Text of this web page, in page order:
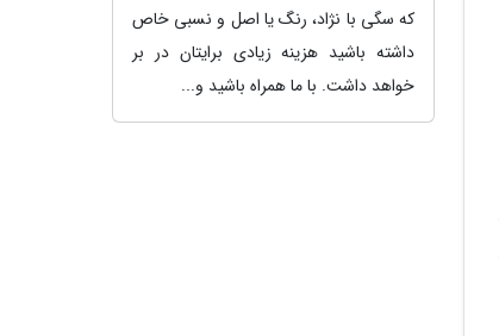
که سگی با نژاد، رنگ یا اصل و نسبی خاص
داشته باشید هزینه زیادی برایتان در بر
خواهد داشت. با ما همراه باشید و...